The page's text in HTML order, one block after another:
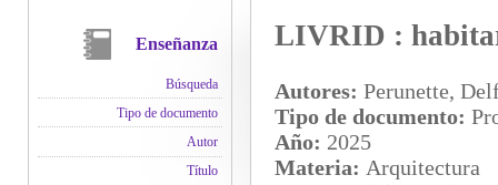
Enseñanza
Búsqueda
Tipo de documento
Autor
Título
LIVRID :
Autores: Perunette,
Tipo de documento:
Año: 2025
Materia: Arquitectura